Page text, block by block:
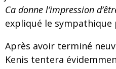
Ca donne l’impression
expliqué le sympathique
Après avoir terminé
Kenis tentera